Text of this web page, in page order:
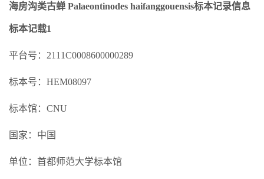
海房沟类古蝉 Palaeontinodes haifanggouensis标本记录信息
标本记载1
平台号：2111C0008600000289
标本号：HEM08097
标本馆：CNU
国家：中国
单位：首都师范大学标本馆